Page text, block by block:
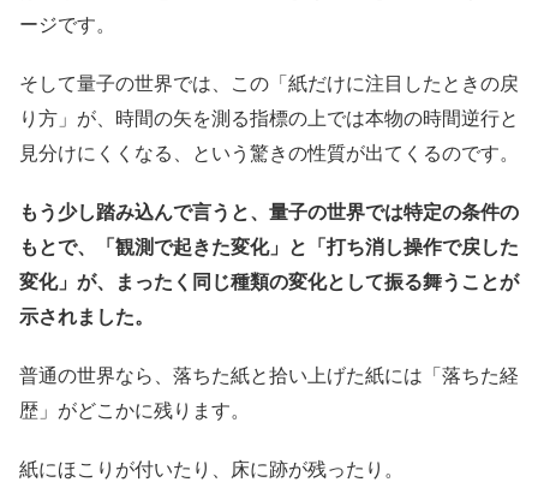
ージです。
そして量子の世界では、この「紙だけに注目したときの戻
り方」が、時間の矢を測る指標の上では本物の時間逆行と
見分けにくくなる、という驚きの性質が出てくるのです。
もう少し踏み込んで言うと、量子の世界では特定の条件の
もとで、「観測で起きた変化」と「打ち消し操作で戻した
変化」が、まったく同じ種類の変化として振る舞うことが
示されました。
普通の世界なら、落ちた紙と拾い上げた紙には「落ちた経
歴」がどこかに残ります。
紙にほこりが付いたり、床に跡が残ったり。